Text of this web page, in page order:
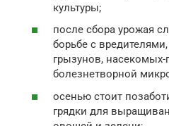
культуры;
после сбора урожая
борьбе с
грызунов, насекомых-
болезнетворной
осенью стоит
грядки для